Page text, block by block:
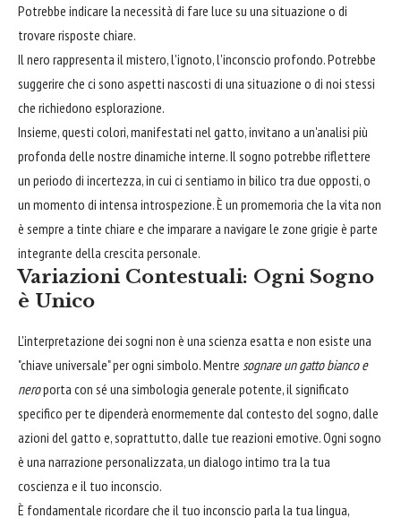
Potrebbe indicare la necessità di fare luce su una situazione o di
trovare risposte chiare.
Il nero rappresenta il mistero, l'ignoto, l'inconscio profondo. Potrebbe
suggerire che ci sono aspetti nascosti di una situazione o di noi stessi
che richiedono esplorazione.
Insieme, questi colori, manifestati nel gatto, invitano a un'analisi più
profonda delle nostre dinamiche interne. Il sogno potrebbe riflettere
un periodo di incertezza, in cui ci sentiamo in bilico tra due opposti, o
un momento di intensa introspezione. È un promemoria che la vita non
è sempre a tinte chiare e che imparare a navigare le zone grigie è parte
integrante della crescita personale.
Variazioni Contestuali: Ogni Sogno
è Unico
L'interpretazione dei sogni non è una scienza esatta e non esiste una
"chiave universale" per ogni simbolo. Mentre sognare un gatto bianco e
neroporta con sé una simbologia generale potente, il significato
specifico per te dipenderà enormemente dal contesto del sogno, dalle
azioni del gatto e, soprattutto, dalle tue reazioni emotive. Ogni sogno
è una narrazione personalizzata, un dialogo intimo tra la tua
coscienza e il tuo inconscio.
È fondamentale ricordare che il tuo inconscio parla la tua lingua,